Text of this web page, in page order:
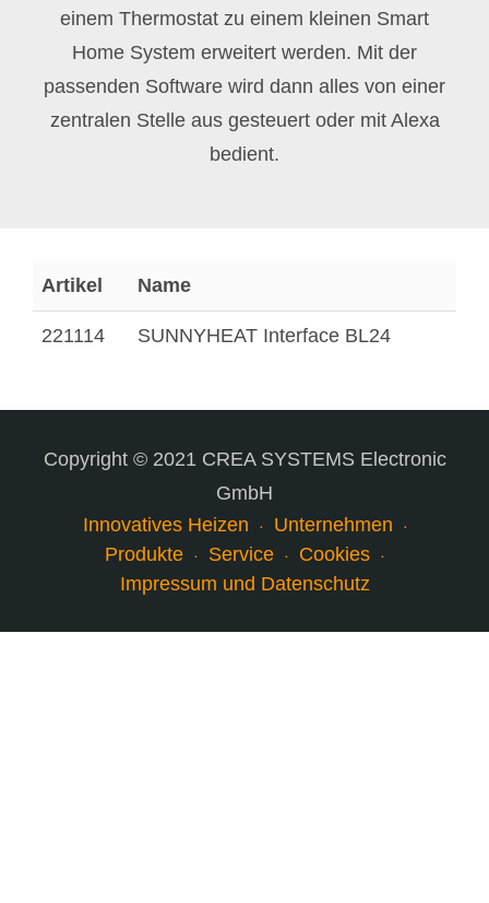
einem Thermostat zu einem kleinen Smart
Home System erweitert werden. Mit der
passenden Software wird dann alles von einer
zentralen Stelle aus gesteuert oder mit Alexa
bedient.
Artikel Name
221114 SUNNYHEAT Interface BL24
Copyright © 2021 CREA SYSTEMS Electronic
GmbH
Innovatives Heizen
Unternehmen
Produkte
Service
Cookies
Impressum und Datenschutz